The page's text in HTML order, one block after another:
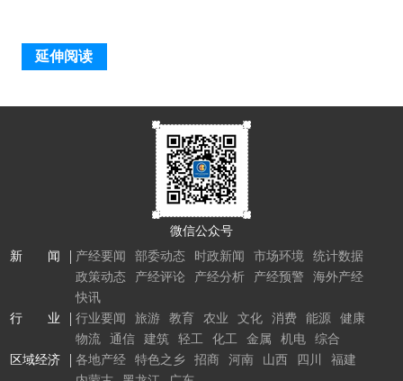
延伸阅读
微信公众号
新 闻
产经要闻 部委动态 时政新闻 市场环境
统计数据
政策动态
产经评论 产经分析 产经预警
海外产经
快讯
行 业
行业要闻 旅游 教育 农业 文化 消费 能源
健康
物流
通信 建筑 轻工 化工 金属 机电
综合
区域经济
各地产经 特色之乡 招商 河南 山西 四川
福建